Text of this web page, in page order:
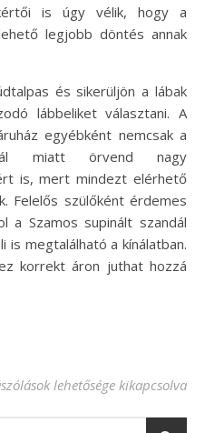
is úgy vélik, hogy a
legjobb döntés annak
és sikerüljön a lábak
lábbeliket választani. A
egyébként nemcsak a
miatt örvend nagy
is, mert mindezt elérhető
Felelős szülőként érdemes
a Szamos supinált szandál
megtalálható a kínálatban.
korrekt áron juthat hozzá
supinált szandál megbízható
lehetősége kikapcsolva